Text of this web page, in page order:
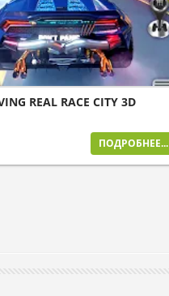
REAL RACE CITY 3D
ПОДРОБНЕЕ...